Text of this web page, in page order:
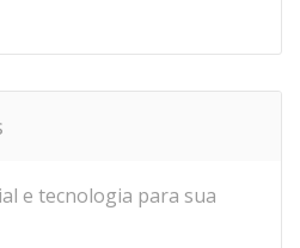
e tecnologia para sua